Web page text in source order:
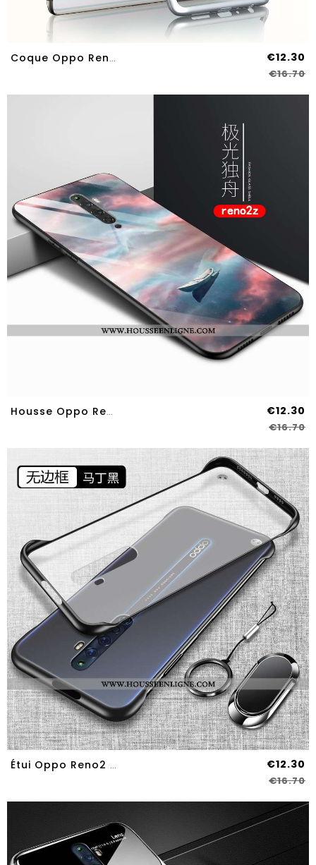
Coque Oppo Reno2 Z Silicone Transparent Haute Légère Tout Compris Net Rouge Argent €12.30
€16.70
Housse Oppo Reno2 Z Verre Créatif Téléphone Portable Rose Clair Vent Coque €12.30
€16.70
Étui Oppo Reno2 Z Tendance Fluide Doux Coque Silicone Incassable Noir €12.30
€16.70